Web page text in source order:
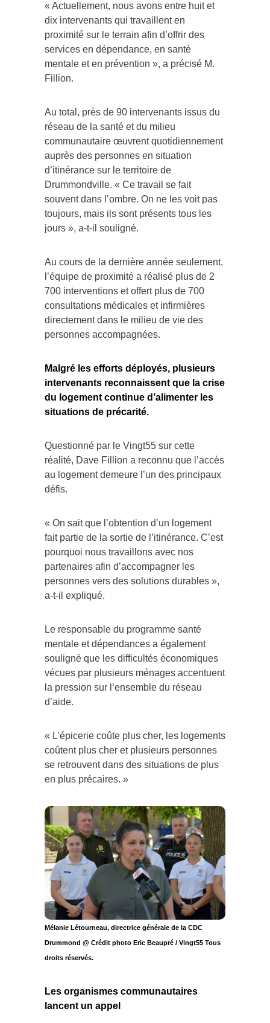
« Actuellement, nous avons entre huit et
dix intervenants qui travaillent en
proximité sur le terrain afin d’offrir des
services en dépendance, en santé
mentale et en prévention », a précisé M.
Fillion.
Au total, près de 90 intervenants issus du
réseau de la santé et du milieu
communautaire œuvrent quotidiennement
auprès des personnes en situation
d’itinérance sur le territoire de
Drummondville. « Ce travail se fait
souvent dans l’ombre. On ne les voit pas
toujours, mais ils sont présents tous les
jours », a-t-il souligné.
Au cours de la dernière année seulement,
l’équipe de proximité a réalisé plus de 2
700 interventions et offert plus de 700
consultations médicales et infirmières
directement dans le milieu de vie des
personnes accompagnées.
Malgré les efforts déployés, plusieurs
intervenants reconnaissent que la crise
du logement continue d’alimenter les
situations de précarité.
Questionné par le Vingt55 sur cette
réalité, Dave Fillion a reconnu que l’accès
au logement demeure l’un des principaux
défis.
« On sait que l’obtention d’un logement
fait partie de la sortie de l’itinérance. C’est
pourquoi nous travaillons avec nos
partenaires afin d’accompagner les
personnes vers des solutions durables »,
a-t-il expliqué.
Le responsable du programme santé
mentale et dépendances a également
souligné que les difficultés économiques
vécues par plusieurs ménages accentuent
la pression sur l’ensemble du réseau
d’aide.
« L’épicerie coûte plus cher, les logements
coûtent plus cher et plusieurs personnes
se retrouvent dans des situations de plus
en plus précaires. »
Mélanie Létourneau, directrice générale de la CDC
Drummond @ Crédit photo Eric Beaupré / Vingt55 Tous
droits réservés.
Les organismes communautaires
lancent un appel